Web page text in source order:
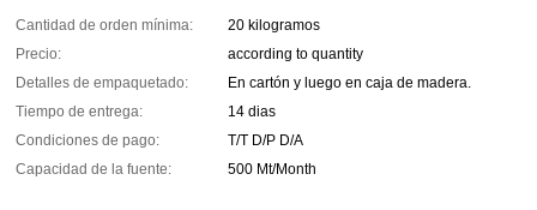
Cantidad de orden mínima:
20 kilogramos
Precio:
according to quantity
Detalles de empaquetado:
En cartón y luego en caja de madera.
Tiempo de entrega:
14 dias
Condiciones de pago:
T/T D/P D/A
Capacidad de la fuente:
500 Mt/Month